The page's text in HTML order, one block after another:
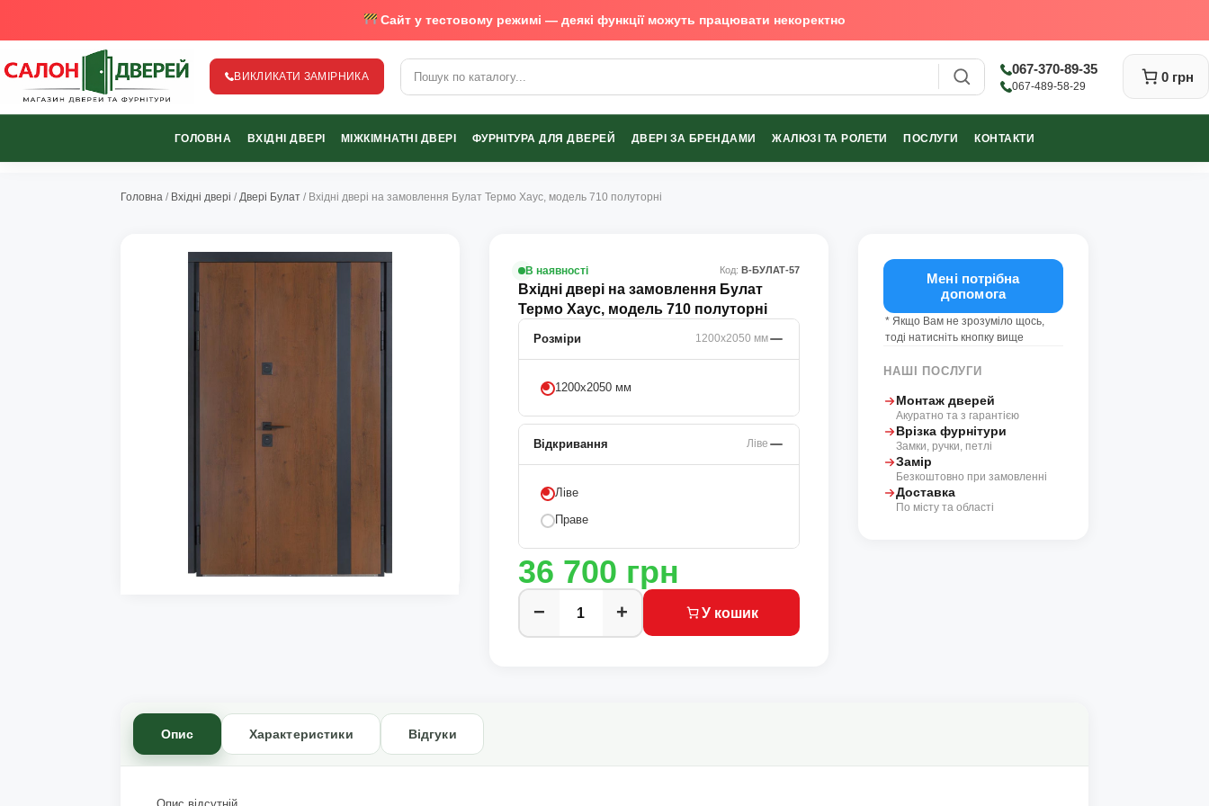
Сайт у тестовому режимі — деякі функції можуть працювати некоректно
salon-dverey.com.ua - великий каталог дверей від найкращих виробників
ВИКЛИКАТИ ЗАМІРНИКА 067-370-89-35
067-489-58-29
0 грн
067-489-58-29
ГОЛОВНА ВХІДНІ ДВЕРІ МІЖКІМНАТНІ ДВЕРІ ФУРНІТУРА ДЛЯ ДВЕРЕЙ ДВЕРІ ЗА БРЕНДАМИ ЖАЛЮЗІ ТА РОЛЕТИ ПОСЛУГИ КОНТАКТИ
Головна / Вхідні двері / Двері Булат / Вхідні двері на замовлення Булат Термо Хаус, модель 710 полуторні
В наявності Код: В-БУЛАТ-57
Вхідні двері на замовлення Булат
Термо Хаус, модель 710 полуторні
Розміри 1200х2050 мм
1200х2050 мм
Відкривання Ліве
Ліве
Праве
36 700 грн
− + У кошик
Мені потрібна
допомога
* Якщо Вам не зрозуміло щось,
тоді натисніть кнопку вище
НАШІ ПОСЛУГИ
Монтаж дверей
Акуратно та з гарантією
Врізка фурнітури
Замки, ручки, петлі
Замір
Безкоштовно при замовленні
Доставка
По місту та області
Опис Характеристики Відгуки